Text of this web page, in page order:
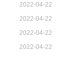
2022-04-22
2022-04-22
2022-04-22
2022-04-22